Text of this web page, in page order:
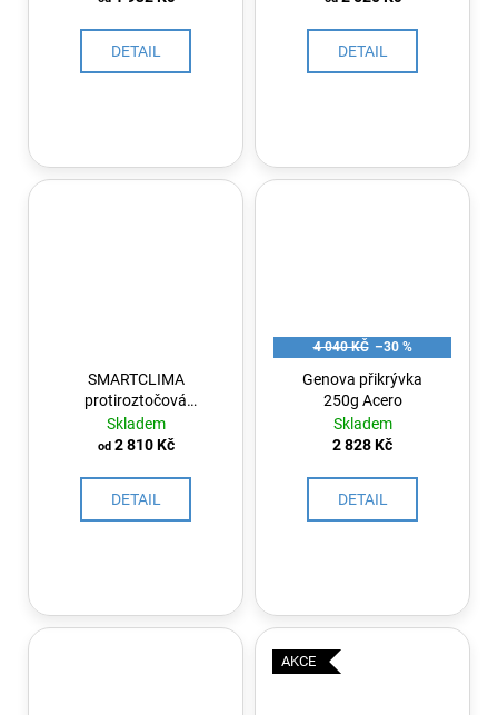
DETAIL DETAIL
SMARTCLIMA
protiroztočová
přikrývka s výplní
ACARSAN®
Skladem
od2 810 Kč
DETAIL
4 040 KČ –30 %
Genova přikrývka
250g Acero
Skladem
2 828 Kč
DETAIL
AKCE